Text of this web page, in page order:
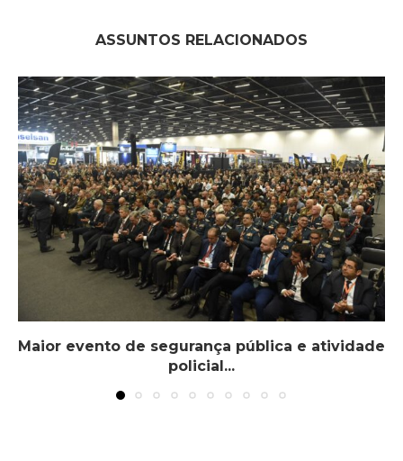
ASSUNTOS RELACIONADOS
Maior evento de segurança pública e atividade
policial...